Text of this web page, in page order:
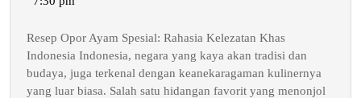
Kelezatan
Khas
Indonesia
Resep Opor Ayam Spesial: Rahasia Kelezatan Khas
Indonesia Indonesia, negara yang kaya akan tradisi dan
budaya, juga terkenal dengan keanekaragaman kulinernya
yang luar biasa. Salah satu hidangan favorit yang menonjol